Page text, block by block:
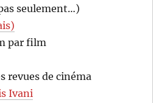
seulement…)
par film
revues de cinéma
Ivani